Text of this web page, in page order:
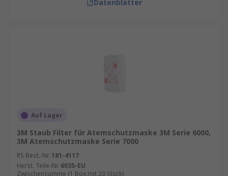
Datenblätter
Auf Lager
3M Staub Filter für Atemschutzmaske 3M Serie 6000,
3M Atemschutzmaske Serie 7000
RS Best.-Nr. 181-4117
Herst. Teile-Nr. 6035-EU
Zwischensumme (1 Box mit 20 Stück)